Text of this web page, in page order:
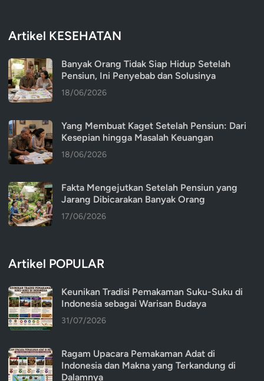
Artikel KESEHATAN
Banyak Orang Tidak Siap Hidup Setelah
Pensiun, Ini Penyebab dan Solusinya
18/06/2026
Yang Membuat Kaget Setelah Pensiun: Dari
Kesepian hingga Masalah Keuangan
18/06/2026
Fakta Mengejutkan Setelah Pensiun yang
Jarang Dibicarakan Banyak Orang
17/06/2026
Artikel POPULAR
Keunikan Tradisi Pemakaman Suku-Suku di
Indonesia sebagai Warisan Budaya
31/07/2026
Ragam Upacara Pemakaman Adat di
Indonesia dan Makna yang Terkandung di
Dalamnya